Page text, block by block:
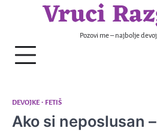
VruciPozovi me – najbolje
DEVOJKE FETIŠ
Ako si neposlusan